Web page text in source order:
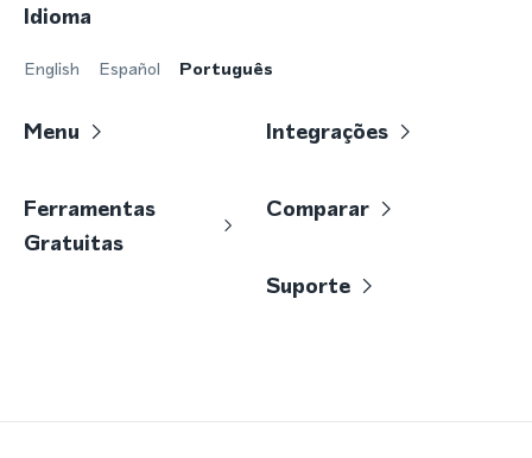
Idioma
English Español Português
Menu Integrações
Ferramentas
Gratuitas
Comparar
Suporte